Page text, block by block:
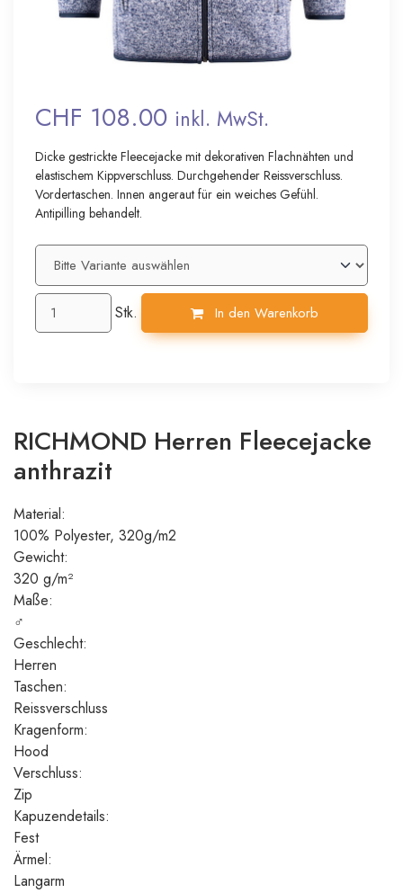
CHF 108.00 inkl. MwSt.
Dicke gestrickte Fleecejacke mit dekorativen Flachnähten und
elastischem Kippverschluss. Durchgehender Reissverschluss.
Vordertaschen. Innen angeraut für ein weiches Gefühl.
Antipilling behandelt.
Stk. In den Warenkorb
RICHMOND Herren Fleecejacke
anthrazit
Material:
100% Polyester, 320g/m2
Gewicht:
320 g/m²
Maße:
♂
Geschlecht:
Herren
Taschen:
Reissverschluss
Kragenform:
Hood
Verschluss:
Zip
Kapuzendetails:
Fest
Ärmel:
Langarm